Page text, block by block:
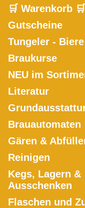
🛒 Warenkorb 🛒
Gutscheine
Tungeler - Biere
Braukurse
NEU im
Literatur
Brauautomaten
Gären &
Reinigen
Kegs, Lagern &
Ausschenken
Flaschen und